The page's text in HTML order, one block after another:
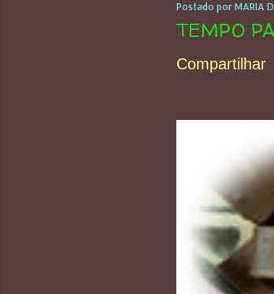
Postado por MARIA
TEMPO
Compartilhar